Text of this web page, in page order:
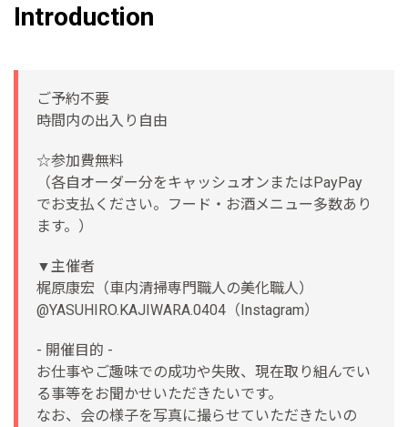
Introduction
ご予約不要
時間内の出入り自由
☆参加費無料
（各自オーダー分をキャッシュオンまたはPayPay
でお支払ください。フード・お酒メニュー多数あり
ます。）
▼主催者
梶原康宏（車内清掃専門職人の美化職人）
@YASUHIRO.KAJIWARA.0404（Instagram）
- 開催目的 -
お仕事やご趣味での成功や失敗、現在取り組んでい
る事等をお聞かせいただきたいです。
なお、会の様子を写真に撮らせていただきたいの